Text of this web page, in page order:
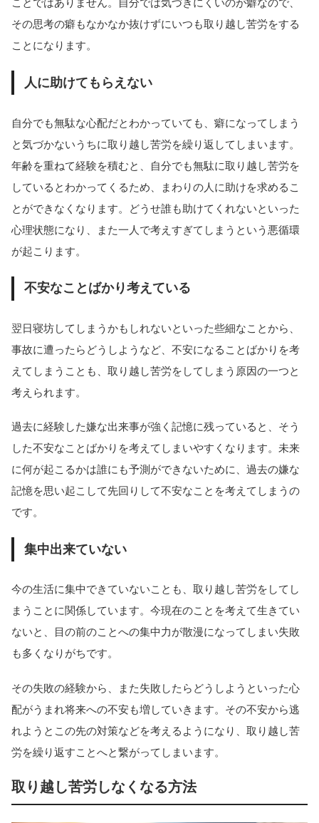
ことではありません。自分では気づきにくいのが癖なので、
その思考の癖もなかなか抜けずにいつも取り越し苦労をする
ことになります。
人に助けてもらえない
自分でも無駄な心配だとわかっていても、癖になってしまう
と気づかないうちに取り越し苦労を繰り返してしまいます。
年齢を重ねて経験を積むと、自分でも無駄に取り越し苦労を
しているとわかってくるため、まわりの人に助けを求めるこ
とができなくなります。どうせ誰も助けてくれないといった
心理状態になり、また一人で考えすぎてしまうという悪循環
が起こります。
不安なことばかり考えている
翌日寝坊してしまうかもしれないといった些細なことから、
事故に遭ったらどうしようなど、不安になることばかりを考
えてしまうことも、取り越し苦労をしてしまう原因の一つと
考えられます。
過去に経験した嫌な出来事が強く記憶に残っていると、そう
した不安なことばかりを考えてしまいやすくなります。未来
に何が起こるかは誰にも予測ができないために、過去の嫌な
記憶を思い起こして先回りして不安なことを考えてしまうの
です。
集中出来ていない
今の生活に集中できていないことも、取り越し苦労をしてし
まうことに関係しています。今現在のことを考えて生きてい
ないと、目の前のことへの集中力が散漫になってしまい失敗
も多くなりがちです。
その失敗の経験から、また失敗したらどうしようといった心
配がうまれ将来への不安も増していきます。その不安から逃
れようとこの先の対策などを考えるようになり、取り越し苦
労を繰り返すことへと繋がってしまいます。
取り越し苦労しなくなる方法